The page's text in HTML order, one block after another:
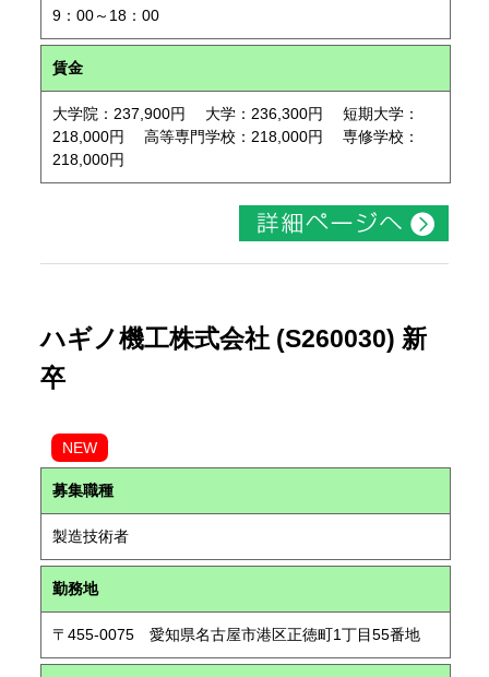
9：00～18：00
賃金
大学院：237,900円 大学：236,300円 短期大学：
218,000円 高等専門学校：218,000円 専修学校：
218,000円
ハギノ機工株式会社 (S260030) 新
卒
NEW
募集職種
製造技術者
勤務地
〒455-0075 愛知県名古屋市港区正徳町1丁目55番地